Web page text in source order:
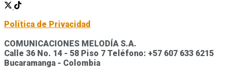
Política de Privacidad
COMUNICACIONES MELODÍA S.A.
Calle 36 No. 14 - 58 Piso 7 Teléfono: +57 607 633 6215
Bucaramanga - Colombia